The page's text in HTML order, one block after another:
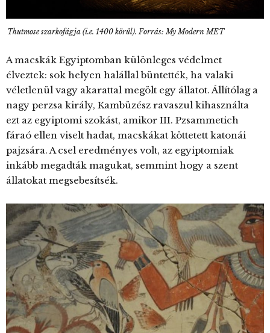
Thutmose szarkofágja (i.e. 1400 körül). Forrás: My Modern MET
A macskák Egyiptomban különleges védelmet
élveztek: sok helyen halállal büntették, ha valaki
véletlenül vagy akarattal megölt egy állatot. Állítólag a
nagy perzsa király, Kambüzész ravaszul kihasználta
ezt az egyiptomi szokást, amikor III. Pzsammetich
fáraó ellen viselt hadat, macskákat köttetett katonái
pajzsára. A csel eredményes volt, az egyiptomiak
inkább megadták magukat, semmint hogy a szent
állatokat megsebesítsék.